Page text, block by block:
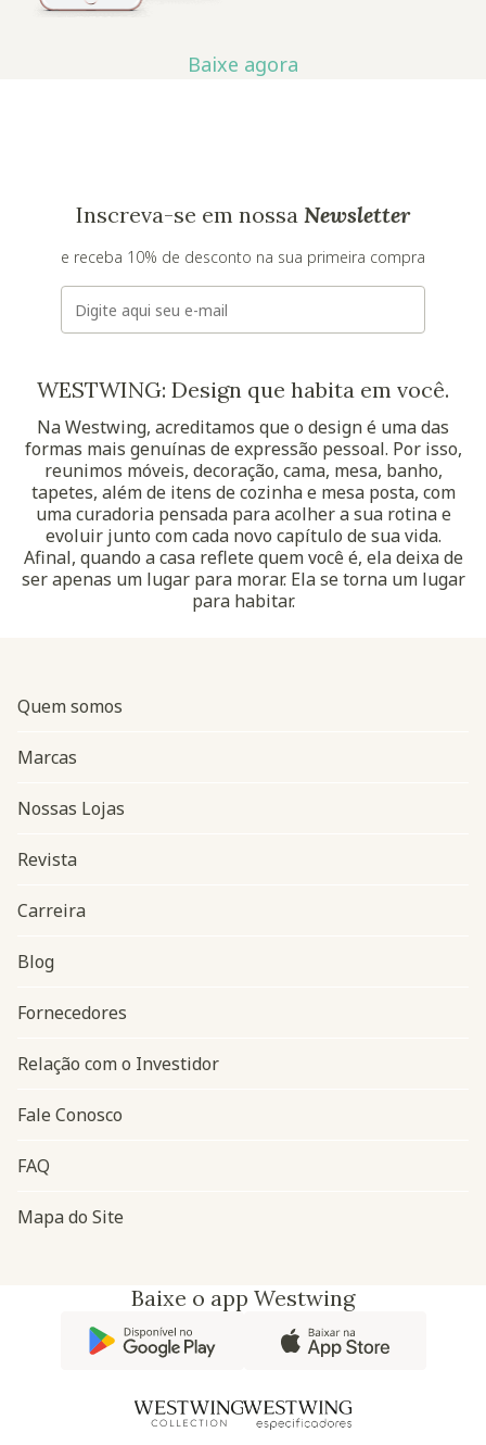
Baixe agora
Inscreva-se em nossa Newsletter
e receba 10% de desconto na sua primeira compra
E-mail
WESTWING: Design que habita em você.
Na Westwing, acreditamos que o design é uma das
formas mais genuínas de expressão pessoal. Por isso,
reunimos móveis, decoração, cama, mesa, banho,
tapetes, além de itens de cozinha e mesa posta, com
uma curadoria pensada para acolher a sua rotina e
evoluir junto com cada novo capítulo de sua vida.
Afinal, quando a casa reflete quem você é, ela deixa de
ser apenas um lugar para morar. Ela se torna um lugar
para habitar.
Navegação do rodapé
Quem somos
Marcas
Nossas Lojas
Revista
Carreira
Blog
Fornecedores
Relação com o Investidor
Fale Conosco
FAQ
Mapa do Site
Baixe o app Westwing